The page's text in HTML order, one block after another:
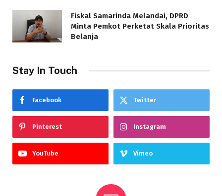
Fiskal Samarinda Melandai, DPRD
Minta Pemkot Perketat Skala Prioritas
Belanja
Stay In Touch
Facebook Twitter
Pinterest Instagram
YouTube Vimeo